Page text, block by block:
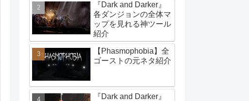
『Dark and Darker』
各ダンジョンの全体マ
ップを見れる神ツール
紹介
【Phasmophobia】全
ゴーストの元ネタ紹介
『Dark and Darker』